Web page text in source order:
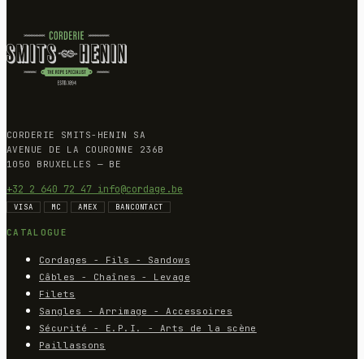
CORDERIE SMITS-HENIN SA
AVENUE DE LA COURONNE 236B
1050 BRUXELLES — BE
+32 2 640 72 47 info@cordage.be
VISA MC AMEX BANCONTACT
CATALOGUE
Cordages - Fils - Sandows
Câbles - Chaînes - Levage
Filets
Sangles - Arrimage - Accessoires
Sécurité - E.P.I. - Arts de la scène
Paillassons